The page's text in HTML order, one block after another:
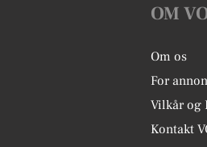
OM
Om os
For
Vilkår og
Kontakt